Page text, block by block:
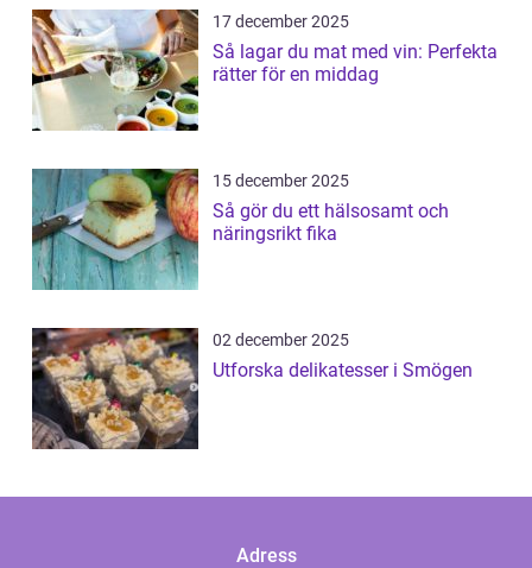
17 december 2025
Så lagar du mat med vin: Perfekta
rätter för en middag
15 december 2025
Så gör du ett hälsosamt och
näringsrikt fika
02 december 2025
Utforska delikatesser i Smögen
Adress